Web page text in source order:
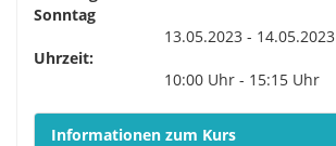
Sonntag
13.05.2023 - 14.05.2023
Uhrzeit:
10:00 Uhr - 15:15 Uhr
Informationen zum Kurs